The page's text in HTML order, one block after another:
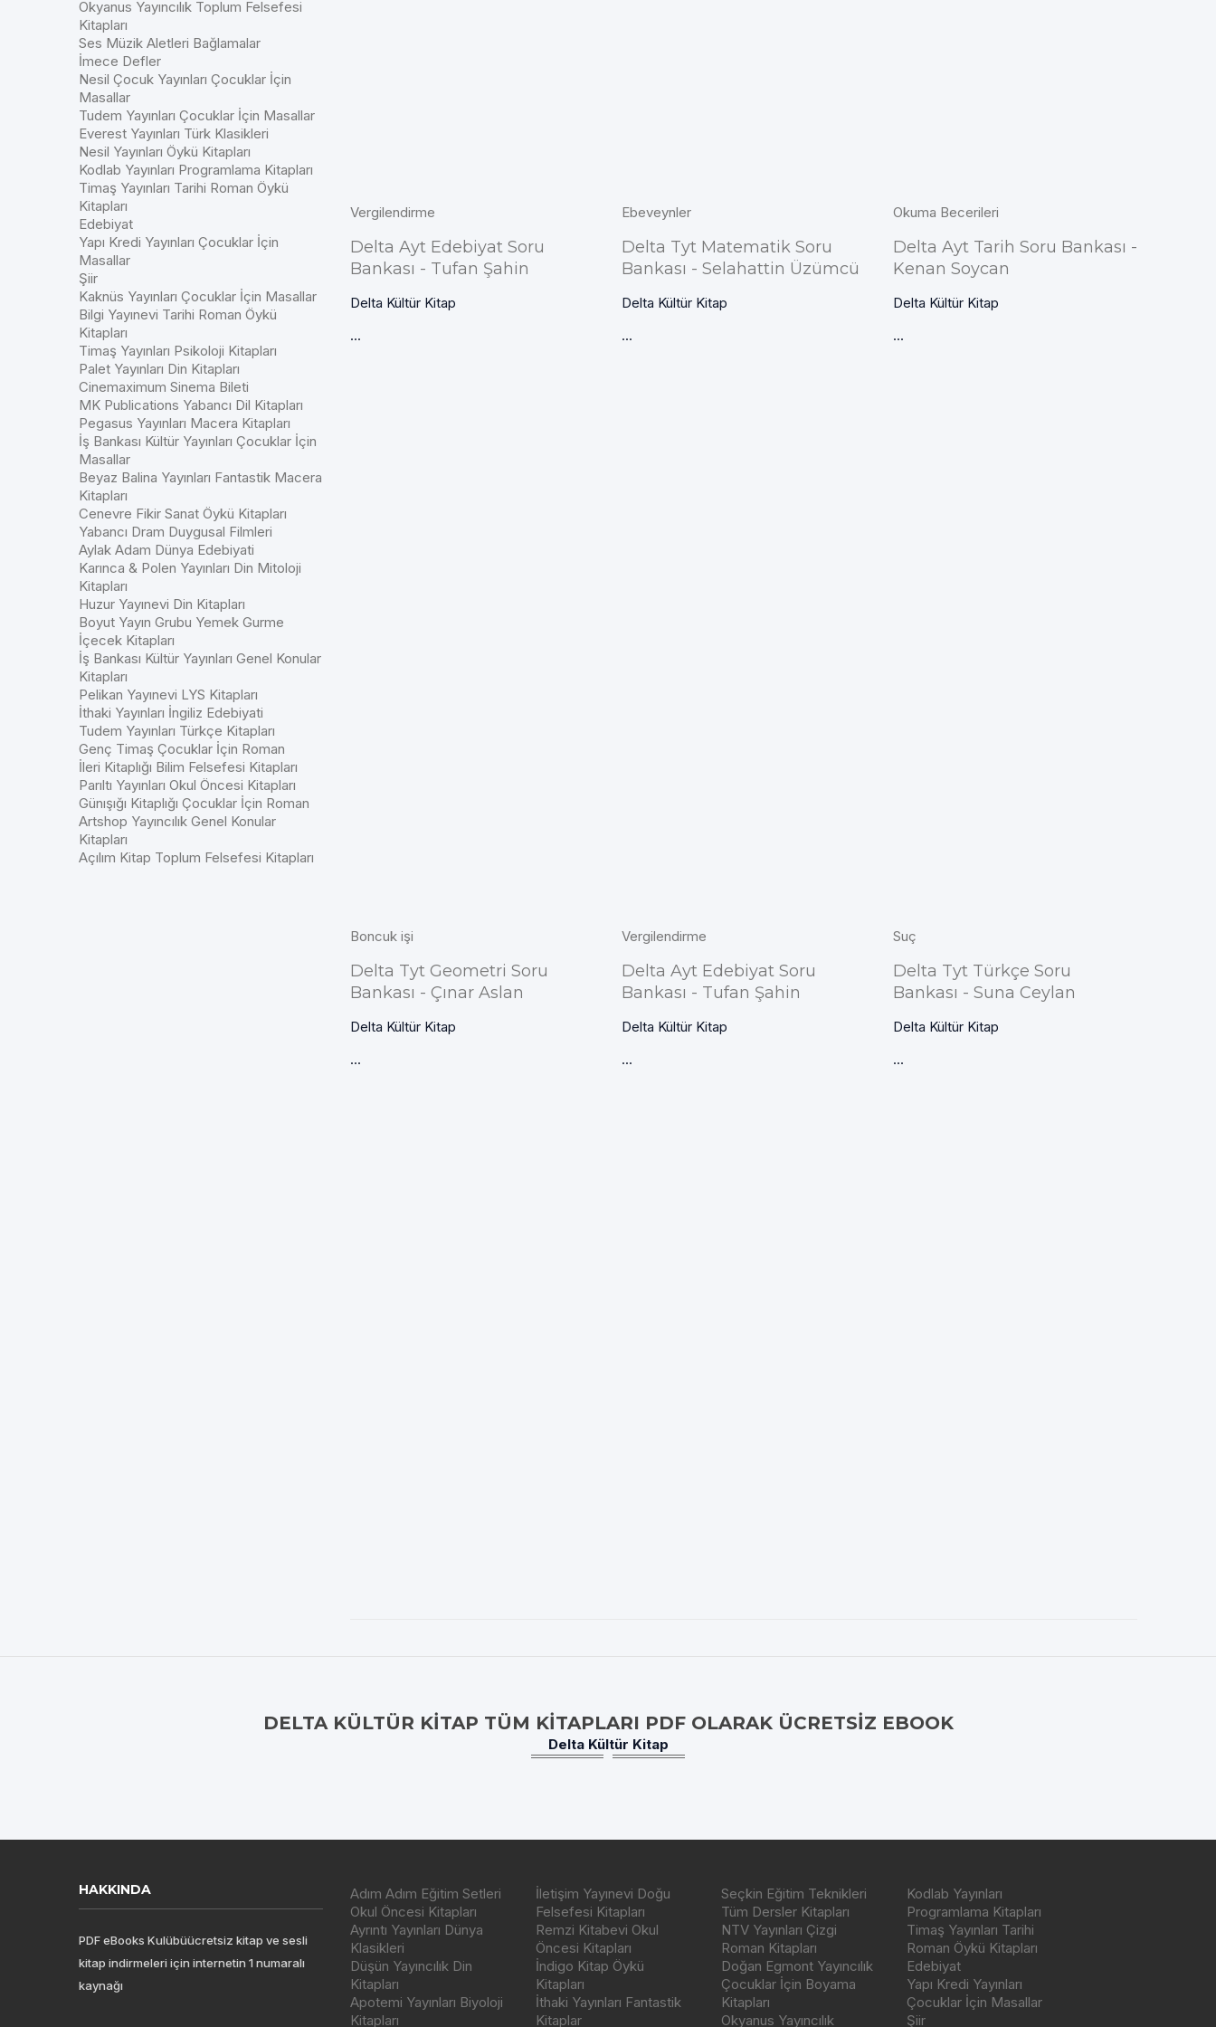
Okyanus Yayıncılık Toplum Felsefesi
Kitapları
Ses Müzik Aletleri Bağlamalar
İmece Defler
Nesil Çocuk Yayınları Çocuklar İçin
Masallar
Tudem Yayınları Çocuklar İçin Masallar
Everest Yayınları Türk Klasikleri
Nesil Yayınları Öykü Kitapları
Kodlab Yayınları Programlama Kitapları
Timaş Yayınları Tarihi Roman Öykü
Kitapları
Edebiyat
Yapı Kredi Yayınları Çocuklar İçin
Masallar
Şiir
Kaknüs Yayınları Çocuklar İçin Masallar
Bilgi Yayınevi Tarihi Roman Öykü
Kitapları
Timaş Yayınları Psikoloji Kitapları
Palet Yayınları Din Kitapları
Cinemaximum Sinema Bileti
MK Publications Yabancı Dil Kitapları
Pegasus Yayınları Macera Kitapları
İş Bankası Kültür Yayınları Çocuklar İçin
Masallar
Beyaz Balina Yayınları Fantastik Macera
Kitapları
Cenevre Fikir Sanat Öykü Kitapları
Yabancı Dram Duygusal Filmleri
Aylak Adam Dünya Edebiyati
Karınca & Polen Yayınları Din Mitoloji
Kitapları
Huzur Yayınevi Din Kitapları
Boyut Yayın Grubu Yemek Gurme
İçecek Kitapları
İş Bankası Kültür Yayınları Genel Konular
Kitapları
Pelikan Yayınevi LYS Kitapları
İthaki Yayınları İngiliz Edebiyati
Tudem Yayınları Türkçe Kitapları
Genç Timaş Çocuklar İçin Roman
İleri Kitaplığı Bilim Felsefesi Kitapları
Parıltı Yayınları Okul Öncesi Kitapları
Günışığı Kitaplığı Çocuklar İçin Roman
Artshop Yayıncılık Genel Konular
Kitapları
Açılım Kitap Toplum Felsefesi Kitapları
Vergilendirme
Delta Ayt Edebiyat Soru
Bankası - Tufan Şahin
Delta Kültür Kitap
...
Ebeveynler
Delta Tyt Matematik Soru
Bankası - Selahattin Üzümcü
Delta Kültür Kitap
...
Okuma Becerileri
Delta Ayt Tarih Soru Bankası -
Kenan Soycan
Delta Kültür Kitap
...
Boncuk işi
Delta Tyt Geometri Soru
Bankası - Çınar Aslan
Delta Kültür Kitap
...
Vergilendirme
Delta Ayt Edebiyat Soru
Bankası - Tufan Şahin
Delta Kültür Kitap
...
Suç
Delta Tyt Türkçe Soru
Bankası - Suna Ceylan
Delta Kültür Kitap
...
DELTA KÜLTÜR KITAP TÜM KITAPLARI PDF OLARAK ÜCRETSIZ EBOOK
Delta Kültür Kitap
HAKKINDA
PDF eBooks Kulübüücretsiz kitap ve sesli
kitap indirmeleri için internetin 1 numaralı
kaynağı
Adım Adım Eğitim Setleri
Okul Öncesi Kitapları
Ayrıntı Yayınları Dünya
Klasikleri
Düşün Yayıncılık Din
Kitapları
Apotemi Yayınları Biyoloji
Kitapları
İletişim Yayınevi Doğu
Felsefesi Kitapları
Remzi Kitabevi Okul
Öncesi Kitapları
İndigo Kitap Öykü
Kitapları
İthaki Yayınları Fantastik
Kitaplar
Seçkin Eğitim Teknikleri
Tüm Dersler Kitapları
NTV Yayınları Çizgi
Roman Kitapları
Doğan Egmont Yayıncılık
Çocuklar İçin Boyama
Kitapları
Okyanus Yayıncılık
Kodlab Yayınları
Programlama Kitapları
Timaş Yayınları Tarihi
Roman Öykü Kitapları
Edebiyat
Yapı Kredi Yayınları
Çocuklar İçin Masallar
Şiir